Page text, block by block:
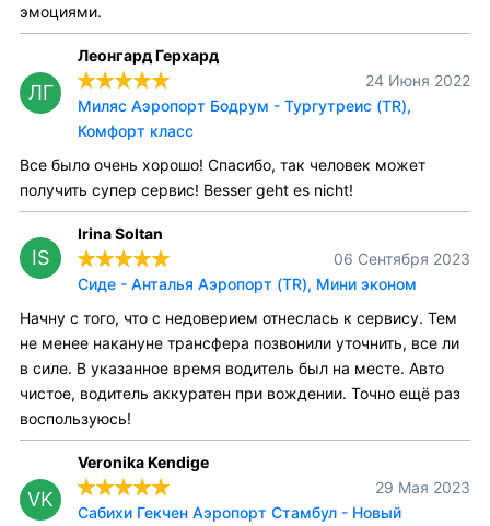
эмоциями.
ЛГ
Леонгард Герхард
24 Июня 2022
Миляс Аэропорт Бодрум - Тургутреис (TR),
Комфорт класс
Все было очень хорошо! Спасибо, так человек может
получить супер сервис! Besser geht es nicht!
IS
Irina Soltan
06 Сентября 2023
Сиде - Анталья Аэропорт (TR), Мини эконом
Начну с того, что с недоверием отнеслась к сервису. Тем
не менее накануне трансфера позвонили уточнить, все ли
в силе. В указанное время водитель был на месте. Авто
чистое, водитель аккуратен при вождении. Точно ещё раз
воспользуюсь!
VK
Veronika Kendige
29 Мая 2023
Сабихи Гекчен Аэропорт Стамбул - Новый